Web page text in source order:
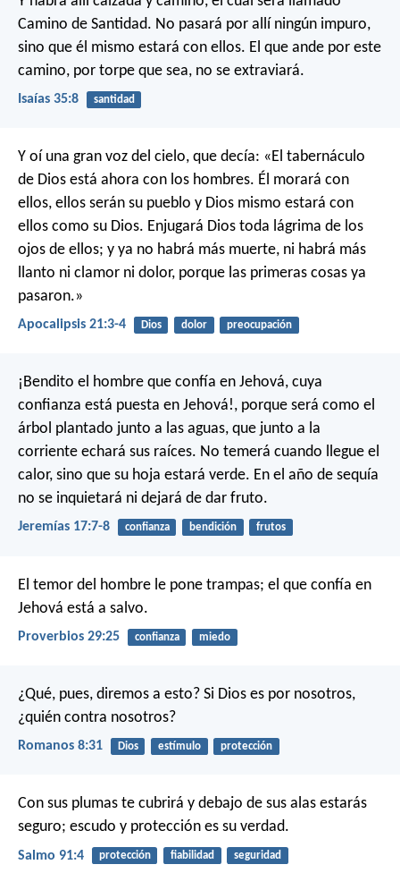
Camino de Santidad. No pasará por allí ningún impuro,
sino que él mismo estará con ellos. El que ande por este
camino, por torpe que sea, no se extraviará.
Isaías 35:8 santidad
Y oí una gran voz del cielo, que decía: «El tabernáculo
de Dios está ahora con los hombres. Él morará con
ellos, ellos serán su pueblo y Dios mismo estará con
ellos como su Dios. Enjugará Dios toda lágrima de los
ojos de ellos; y ya no habrá más muerte, ni habrá más
llanto ni clamor ni dolor, porque las primeras cosas ya
pasaron.»
Apocalipsis 21:3-4 Dios dolor preocupación
¡Bendito el hombre que confía en Jehová, cuya
confianza está puesta en Jehová!, porque será como el
árbol plantado junto a las aguas, que junto a la
corriente echará sus raíces. No temerá cuando llegue el
calor, sino que su hoja estará verde. En el año de sequía
no se inquietará ni dejará de dar fruto.
Jeremías 17:7-8 confianza bendición frutos
El temor del hombre le pone trampas; el que confía en
Jehová está a salvo.
Proverbios 29:25 confianza miedo
¿Qué, pues, diremos a esto? Si Dios es por nosotros,
¿quién contra nosotros?
Romanos 8:31 Dios estímulo protección
Con sus plumas te cubrirá y debajo de sus alas estarás
seguro; escudo y protección es su verdad.
Salmo 91:4 protección fiabilidad seguridad